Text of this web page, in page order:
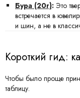
Бура (20г): Это
встречается в
и шин, а не в
Короткий гид:
Чтобы было проще
таблицу.